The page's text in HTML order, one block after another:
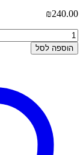
₪240.00
כמות
של
שרשרת
הוספה לסל